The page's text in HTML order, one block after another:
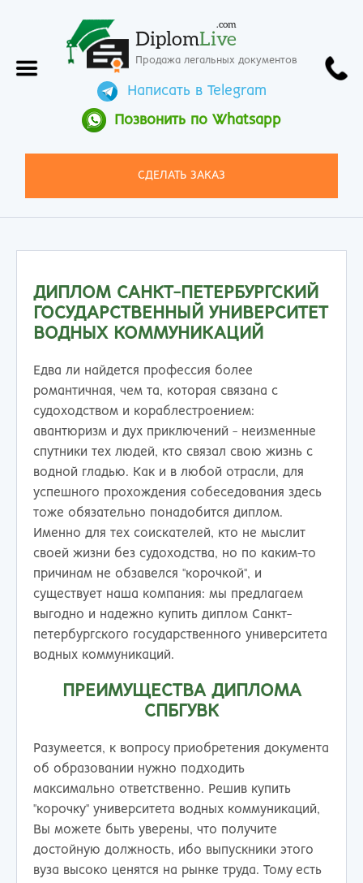
DiplomLive
.com
Продажа легальных документов
Написать в Telegram
Позвонить по Whatsapp
СДЕЛАТЬ ЗАКАЗ
ДИПЛОМ САНКТ-ПЕТЕРБУРГСКИЙ
ГОСУДАРСТВЕННЫЙ УНИВЕРСИТЕТ
ВОДНЫХ КОММУНИКАЦИЙ
Едва ли найдется профессия более
романтичная, чем та, которая связана с
судоходством и кораблестроением:
авантюризм и дух приключений - неизменные
спутники тех людей, кто связал свою жизнь с
водной гладью. Как и в любой отрасли, для
успешного прохождения собеседования здесь
тоже обязательно понадобится диплом.
Именно для тех соискателей, кто не мыслит
своей жизни без судоходства, но по каким-то
причинам не обзавелся "корочкой", и
существует наша компания: мы предлагаем
выгодно и надежно купить диплом Санкт-
петербургского государственного университета
водных коммуникаций.
ПРЕИМУЩЕСТВА ДИПЛОМА
СПБГУВК
Разумеется, к вопросу приобретения документа
об образовании нужно подходить
максимально ответственно. Решив купить
"корочку" университета водных коммуникаций,
Вы можете быть уверены, что получите
достойную должность, ибо выпускники этого
вуза высоко ценятся на рынке труда. Тому есть